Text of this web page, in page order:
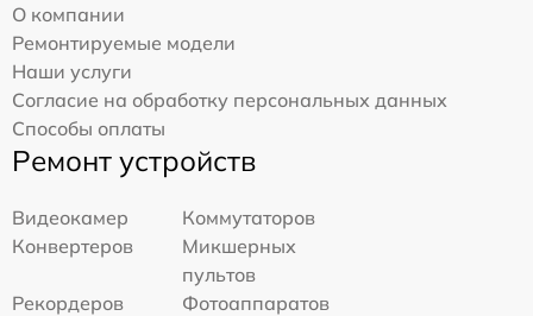
О компании
Ремонтируемые модели
Наши услуги
Согласие на обработку персональных данных
Способы оплаты
Ремонт устройств
Видеокамер
Коммутаторов
Конвертеров
Микшерных
пультов
Рекордеров
Фотоаппаратов